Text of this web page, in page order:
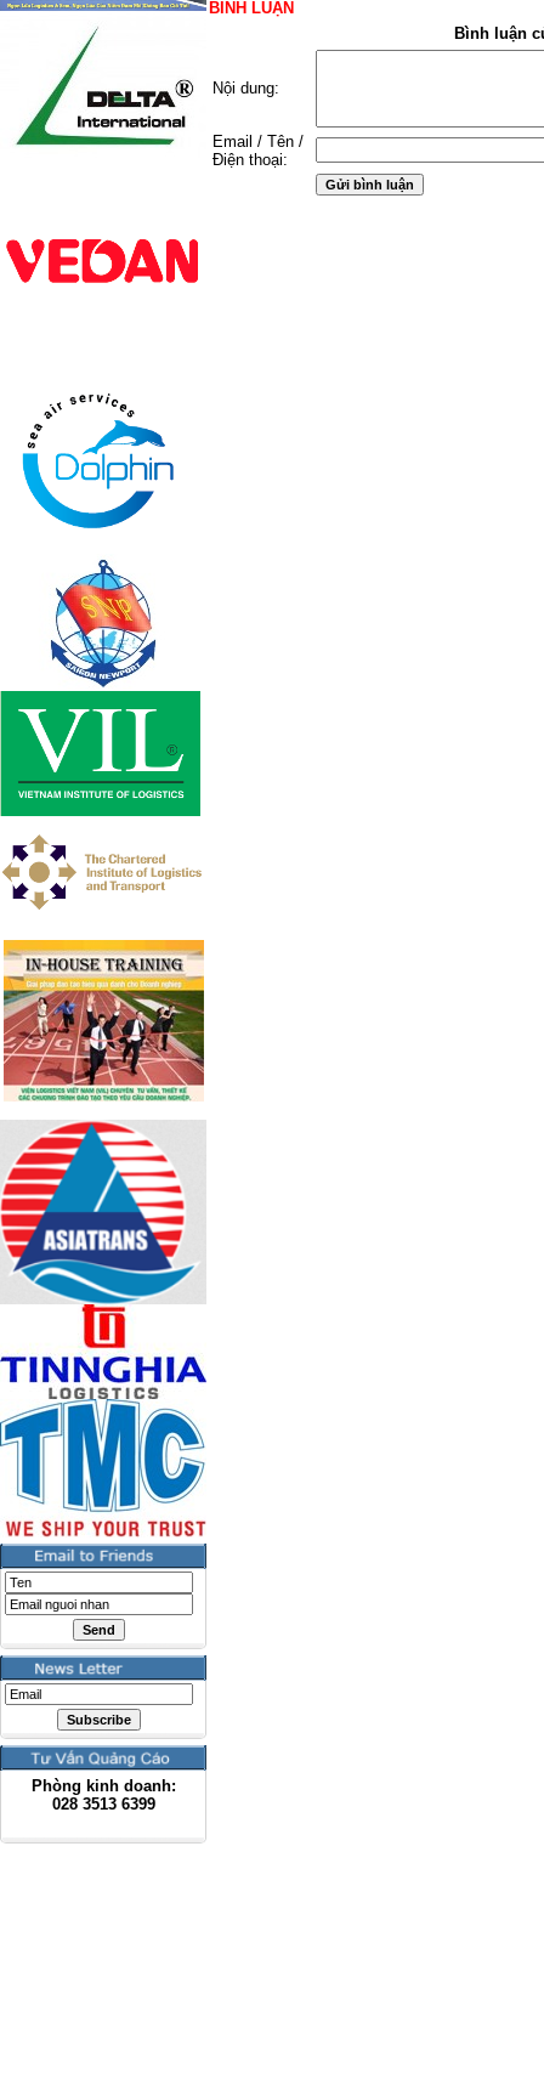
Phòng kinh doanh:
028 3513 6399
BÌNH LUẬN
Bình luận
Nội dung:
Email / Tên /
Điện thoại: